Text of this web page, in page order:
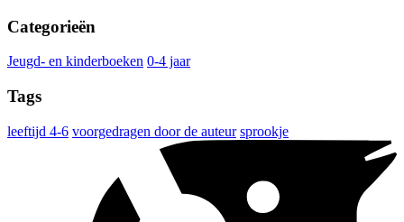
Categorieën
Jeugd- en kinderboeken 0-4 jaar
Tags
leeftijd 4-6 voorgedragen door de auteur sprookje